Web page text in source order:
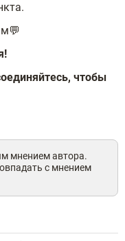
чтобы
мнением автора.
с мнением